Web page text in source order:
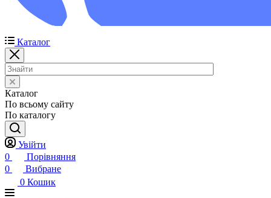
Каталог
Каталог
По всьому сайту
По каталогу
Увійти
0
Порівняння
0
Вибране
0 Кошик